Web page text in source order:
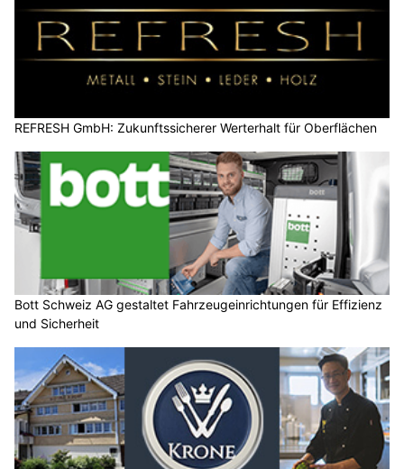
REFRESH GmbH: Zukunftssicherer Werterhalt für Oberflächen
Bott Schweiz AG gestaltet Fahrzeugeinrichtungen für Effizienz
und Sicherheit